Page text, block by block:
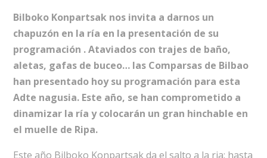
Bilboko Konpartsak nos invita a darnos un
chapuzón en la ría en la presentación de su
programación . Ataviados con trajes de baño,
aletas, gafas de buceo… las Comparsas de Bilbao
han presentado hoy su programación para esta
Adte nagusia. Este año, se han comprometido a
dinamizar la ría y colocarán un gran hinchable en
el muelle de Ripa.
Este año Bilboko Konpartsak da el salto a la ria: hasta